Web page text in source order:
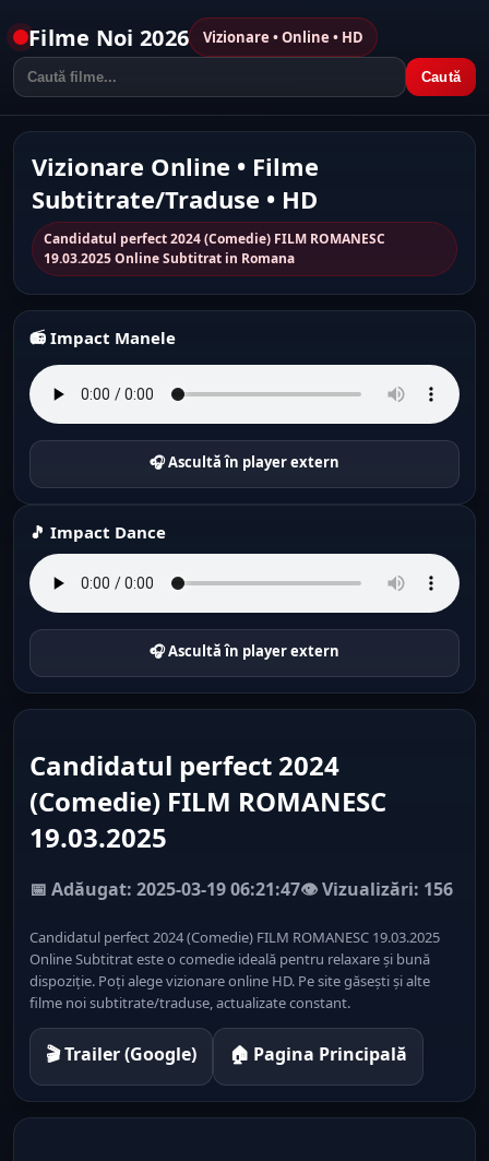
Filme Noi 2026 Vizionare • Online • HD
Caută
Vizionare Online • Filme
Subtitrate/Traduse • HD
Candidatul perfect 2024 (Comedie) FILM ROMANESC
19.03.2025 Online Subtitrat in Romana
📻 Impact Manele
🎧 Ascultă în player extern
🎵 Impact Dance
🎧 Ascultă în player extern
Candidatul perfect 2024
(Comedie) FILM ROMANESC
19.03.2025
📅 Adăugat: 2025-03-19 06:21:47👁️ Vizualizări: 156
Candidatul perfect 2024 (Comedie) FILM ROMANESC 19.03.2025
Online Subtitrat este o comedie ideală pentru relaxare și bună
dispoziție. Poți alege vizionare online HD. Pe site găsești și alte
filme noi subtitrate/traduse, actualizate constant.
🎬 Trailer (Google) 🏠 Pagina Principală